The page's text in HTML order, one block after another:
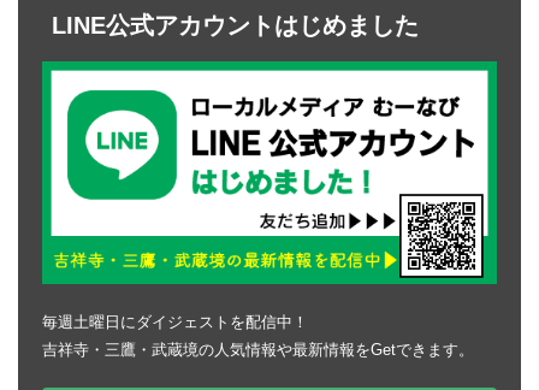
LINE公式アカウントはじめました
毎週土曜日にダイジェストを配信中！
吉祥寺・三鷹・武蔵境の人気情報や最新情報をGetできます。